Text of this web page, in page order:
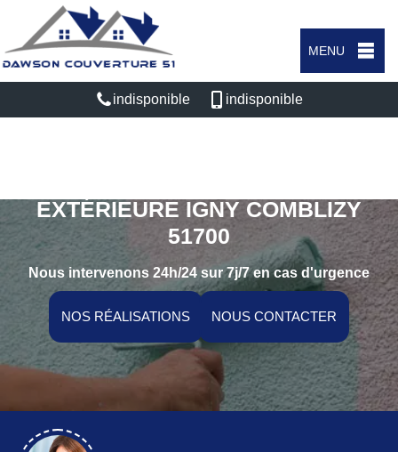
MENU
indisponible indisponible
EXTÉRIEURE IGNY COMBLIZY
51700
Nous intervenons 24h/24 sur 7j/7 en cas d'urgence
NOS RÉALISATIONS NOUS CONTACTER